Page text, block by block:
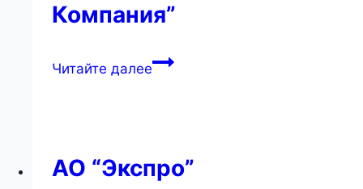
Компания”
Читайте далееООО
АО “Экспро”